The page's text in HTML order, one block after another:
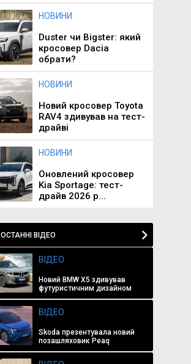
НОВИНИ
Duster чи Bigster: який
кросовер Dacia
обрати?
НОВИНИ
Новий кросовер Toyota
RAV4 здивував на тест-
драйві
НОВИНИ
Оновлений кросовер
Kia Sportage: тест-
драйв 2026 р...
ОСТАННІ ВІДЕО
ВІДЕО
Новий BMW X5 здивував
футуристичним дизайном
ВІДЕО
Skoda презентувала новий
позашляховик Peaq